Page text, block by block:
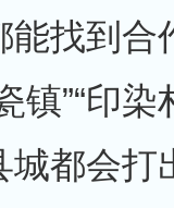
能找到合
镇”“印
城都会打